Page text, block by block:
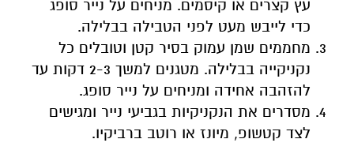
להזהבה אחידה ומניחים על נייר סופג.
מסדרים את הנקניקיות בגביעי נייר ומגישים
לצד קטשופ, מיונז או רוטב ברביקיו.
הצטרפו לקבוצת החדשות השקטה של רמת גן נט ב-
WhatsApp כל החדשות לחצו כאן